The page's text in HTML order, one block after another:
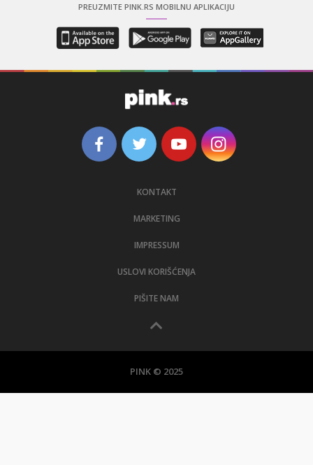
PREUZMITE PINK.RS MOBILNU APLIKACIJU
KONTAKT
MARKETING
IMPRESSUM
USLOVI KORIŠĆENJA
PIŠITE NAM
PINK © 2025